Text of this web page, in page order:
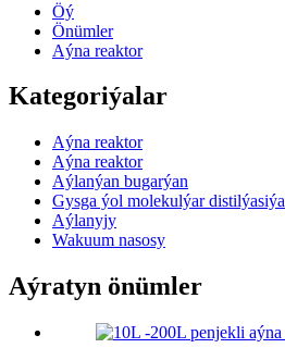
Öý
Önümler
Aýna reaktor
Kategoriýalar
Aýna reaktor
Aýna reaktor
Aýlanýan bugarýan
Gysga ýol molekulýar distilýasiýa
Aýlanyjy
Wakuum nasosy
Aýratyn önümler